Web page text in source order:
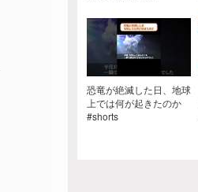
恐竜が絶滅した日、地球
上では何が起きたのか
#shorts